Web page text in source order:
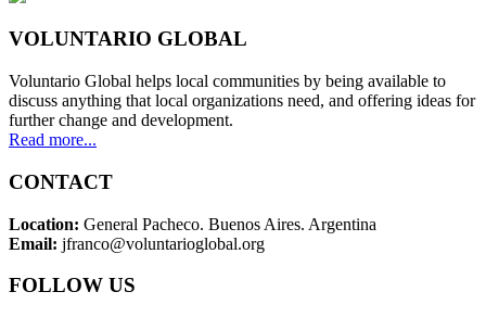
VOLUNTARIO GLOBAL
Voluntario Global helps local communities by being available to
discuss anything that local organizations need, and offering ideas for
further change and development.
Read more...
CONTACT
Location: General Pacheco. Buenos Aires. Argentina
Email: jfranco@voluntarioglobal.org
FOLLOW US